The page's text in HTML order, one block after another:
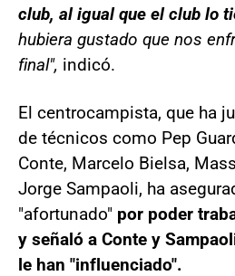
club, al igual que el club lo
hubiera gustado que nos
final", indicó.
El centrocampista, que ha
de técnicos como Pep
Conte, Marcelo Bielsa,
Jorge Sampaoli, ha
"afortunado" por poder
y señaló a Conte y
le han "influenciado".